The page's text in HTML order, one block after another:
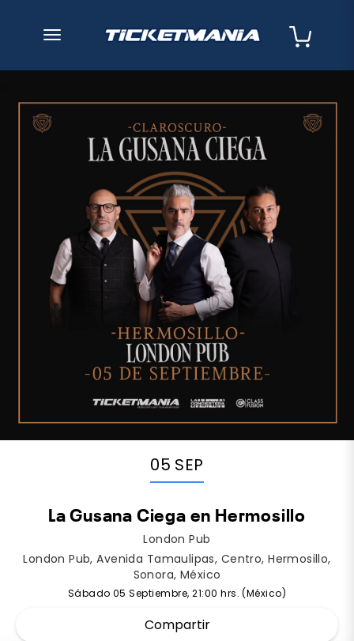
desplegar navegación
05 SEP
La Gusana Ciega en Hermosillo
London Pub
London Pub, Avenida Tamaulipas, Centro, Hermosillo,
Sonora, México
Sábado 05 Septiembre, 21:00 hrs. (México)
Compartir